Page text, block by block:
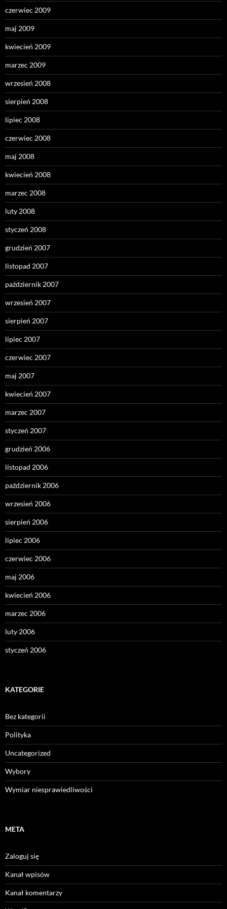
czerwiec 2009
maj 2009
kwiecień 2009
marzec 2009
wrzesień 2008
sierpień 2008
lipiec 2008
czerwiec 2008
maj 2008
kwiecień 2008
marzec 2008
luty 2008
styczeń 2008
grudzień 2007
listopad 2007
październik 2007
wrzesień 2007
sierpień 2007
lipiec 2007
czerwiec 2007
maj 2007
kwiecień 2007
marzec 2007
styczeń 2007
grudzień 2006
listopad 2006
październik 2006
wrzesień 2006
sierpień 2006
lipiec 2006
czerwiec 2006
maj 2006
kwiecień 2006
marzec 2006
luty 2006
styczeń 2006
KATEGORIE
Bez kategorii
Polityka
Uncategorized
Wybory
Wymiar niesprawiedliwości
META
Zaloguj się
Kanał wpisów
Kanał komentarzy